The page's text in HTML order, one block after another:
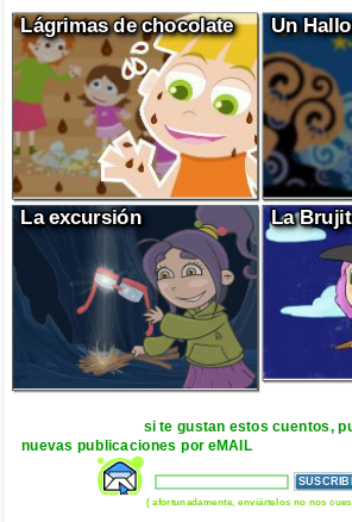
Lágrimas de chocolate Un
La excursión La
si te gustan estos cuentos,
nuevas publicaciones por eMAIL
( afortunadamente, enviártelos no nos